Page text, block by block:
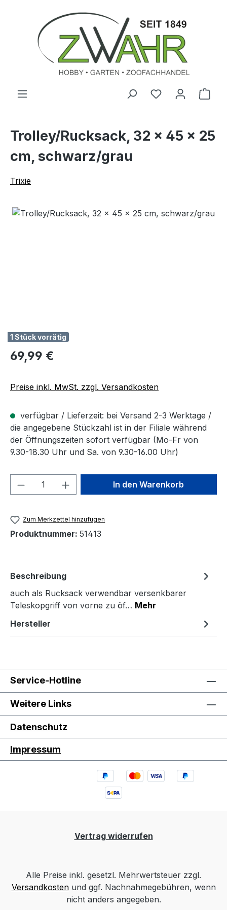
Zum Hauptinhalt springen
Trolley/Rucksack, 32 × 45 × 25
cm, schwarz/grau
Trixie
Bildergalerie überspringen
1 Stück vorrätig
Regulärer Preis:
69,99 €
Preise inkl. MwSt. zzgl. Versandkosten
verfügbar / Lieferzeit: bei Versand 2-3 Werktage /
die angegebene Stückzahl ist in der Filiale während
der Öffnungszeiten sofort verfügbar (Mo-Fr von
9.30-18.30 Uhr und Sa. von 9.30-16.00 Uhr)
Produkt Anzahl: Gib denIn den Warenkorb
Zum Merkzettel hinzufügen
Produktnummer: 51413
Beschreibung
auch als Rucksack verwendbar versenkbarer
Teleskopgriff von vorne zu öf… Mehr
Hersteller
Service-Hotline
Weitere Links
Datenschutz
Impressum
Vertrag widerrufen
Alle Preise inkl. gesetzl. Mehrwertsteuer zzgl.
Versandkostenund ggf. Nachnahmegebühren, wenn
nicht anders angegeben.